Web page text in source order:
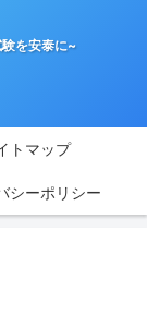
を安泰に~
トマップ
シーポリシー